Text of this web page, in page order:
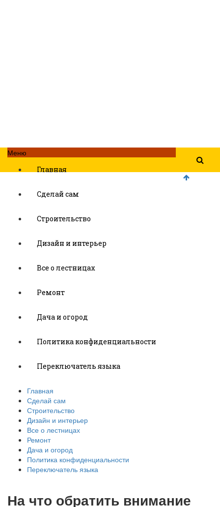
Меню
Главная
Сделай сам
Строительство
Дизайн и интерьер
Все о лестницах
Ремонт
Дача и огород
Политика конфиденциальности
Переключатель языка
Главная
Сделай сам
Строительство
Дизайн и интерьер
Все о лестницах
Ремонт
Дача и огород
Политика конфиденциальности
Переключатель языка
На что обратить внимание